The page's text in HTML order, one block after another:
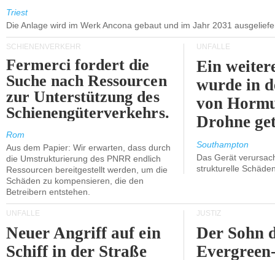
Triest
Die Anlage wird im Werk Ancona gebaut und im Jahr 2031
SCHIENENVERKEHR
Fermerci fordert die
Suche nach Ressourcen
zur Unterstützung des
Schienengüterverkehrs.
Rom
Aus dem Papier: Wir erwarten, dass durch
die Umstrukturierung des PNRR endlich
Ressourcen bereitgestellt werden, um die
Schäden zu kompensieren, die den
Betreibern entstehen.
UNFÄLLE
Ein
wurde in
von
Drohne
Southampton
Das Gerät
strukturelle
UNFÄLLE
Neuer Angriff auf ein
Schiff in der Straße
JUSTIZ
Der Sohn